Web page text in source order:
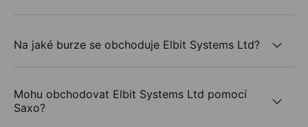
Na jaké burze se obchoduje Elbit Systems Ltd?
Mohu obchodovat Elbit Systems Ltd pomocí
Saxo?